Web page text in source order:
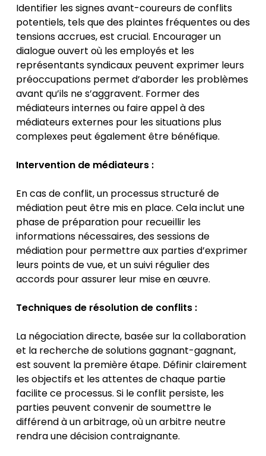
Identifier les signes avant-coureurs de conflits
potentiels, tels que des plaintes fréquentes ou des
tensions accrues, est crucial. Encourager un
dialogue ouvert où les employés et les
représentants syndicaux peuvent exprimer leurs
préoccupations permet d’aborder les problèmes
avant qu’ils ne s’aggravent. Former des
médiateurs internes ou faire appel à des
médiateurs externes pour les situations plus
complexes peut également être bénéfique.
Intervention de médiateurs :
En cas de conflit, un processus structuré de
médiation peut être mis en place. Cela inclut une
phase de préparation pour recueillir les
informations nécessaires, des sessions de
médiation pour permettre aux parties d’exprimer
leurs points de vue, et un suivi régulier des
accords pour assurer leur mise en œuvre.
Techniques de résolution de conflits :
La négociation directe, basée sur la collaboration
et la recherche de solutions gagnant-gagnant,
est souvent la première étape. Définir clairement
les objectifs et les attentes de chaque partie
facilite ce processus. Si le conflit persiste, les
parties peuvent convenir de soumettre le
différend à un arbitrage, où un arbitre neutre
rendra une décision contraignante.